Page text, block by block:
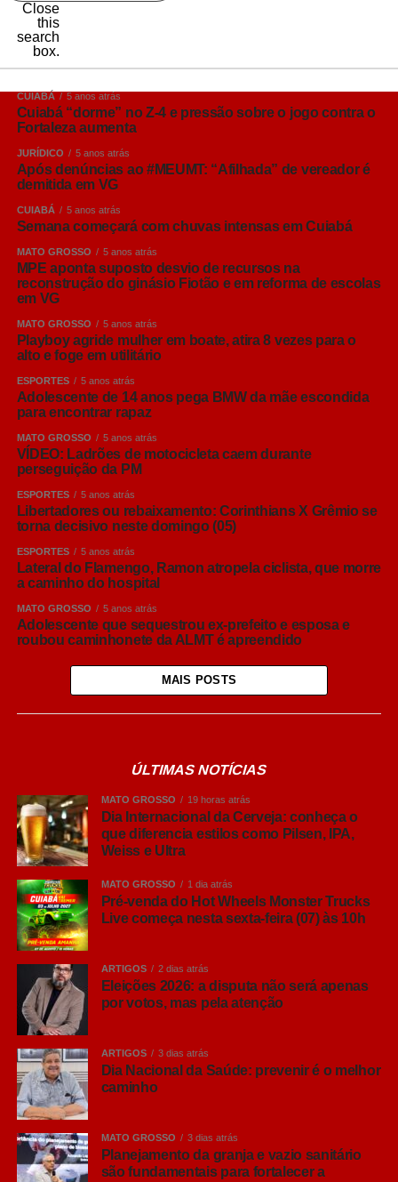
Close
this
search
box.
CUIABÁ 5 anos atrás
Cuiabá “dorme” no Z-4 e pressão sobre o jogo contra o
Fortaleza aumenta
JURÍDICO 5 anos atrás
Após denúncias ao #MEUMT: “Afilhada” de vereador é
demitida em VG
CUIABÁ 5 anos atrás
Semana começará com chuvas intensas em Cuiabá
MATO GROSSO 5 anos atrás
MPE aponta suposto desvio de recursos na
reconstrução do ginásio Fiotão e em reforma de escolas
em VG
MATO GROSSO 5 anos atrás
Playboy agride mulher em boate, atira 8 vezes para o
alto e foge em utilitário
ESPORTES 5 anos atrás
Adolescente de 14 anos pega BMW da mãe escondida
para encontrar rapaz
MATO GROSSO 5 anos atrás
VÍDEO: Ladrões de motocicleta caem durante
perseguição da PM
ESPORTES 5 anos atrás
Libertadores ou rebaixamento: Corinthians X Grêmio se
torna decisivo neste domingo (05)
ESPORTES 5 anos atrás
Lateral do Flamengo, Ramon atropela ciclista, que morre
a caminho do hospital
MATO GROSSO 5 anos atrás
Adolescente que sequestrou ex-prefeito e esposa e
roubou caminhonete da ALMT é apreendido
MAIS POSTS
ÚLTIMAS NOTÍCIAS
MATO GROSSO 19 horas atrás
Dia Internacional da Cerveja: conheça o
que diferencia estilos como Pilsen, IPA,
Weiss e Ultra
MATO GROSSO 1 dia atrás
Pré-venda do Hot Wheels Monster Trucks
Live começa nesta sexta-feira (07) às 10h
ARTIGOS 2 dias atrás
Eleições 2026: a disputa não será apenas
por votos, mas pela atenção
ARTIGOS 3 dias atrás
Dia Nacional da Saúde: prevenir é o melhor
caminho
MATO GROSSO 3 dias atrás
Planejamento da granja e vazio sanitário
são fundamentais para fortalecer a